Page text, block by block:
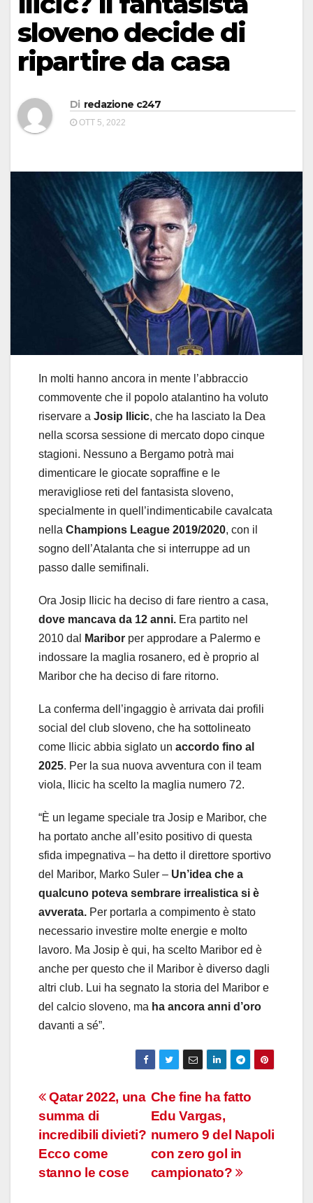
sloveno decide di
ripartire da casa
Di redazione c247
OTT 5, 2022
In molti hanno ancora in mente l’abbraccio
commovente che il popolo atalantino ha voluto
riservare a Josip Ilicic, che ha lasciato la Dea
nella scorsa sessione di mercato dopo cinque
stagioni. Nessuno a Bergamo potrà mai
dimenticare le giocate sopraffine e le
meravigliose reti del fantasista sloveno,
specialmente in quell’indimenticabile cavalcata
nella Champions League 2019/2020, con il
sogno dell’Atalanta che si interruppe ad un
passo dalle semifinali.
Ora Josip Ilicic ha deciso di fare rientro a casa,
dove mancava da 12 anni. Era partito nel
2010 dal
Maribor per approdare a Palermo e
indossare la maglia rosanero, ed è proprio al
Maribor che ha deciso di fare ritorno.
La conferma dell’ingaggio è arrivata dai profili
social del club sloveno, che ha sottolineato
come Ilicic abbia siglato un accordo fino al
2025. Per la sua nuova avventura con il team
viola, Ilicic ha scelto la maglia numero 72.
“È un legame speciale tra Josip e Maribor, che
ha portato anche all’esito positivo di questa
sfida impegnativa – ha detto il direttore sportivo
del Maribor, Marko Suler – Un’idea che a
qualcuno poteva sembrare irrealistica si è
avverata. Per portarla a compimento è stato
necessario investire molte energie e molto
lavoro. Ma Josip è qui, ha scelto Maribor ed è
anche per questo che il Maribor è diverso dagli
altri club. Lui ha segnato la storia del Maribor e
del calcio sloveno, ma ha ancora anni d’oro
davanti a sé”.
Navigazione
articoli
Che fine ha fatto
Edu Vargas,
numero 9 del Napoli
con zero gol in
campionato?
Qatar 2022, una
summa di
incredibili divieti?
Ecco come
stanno le cose